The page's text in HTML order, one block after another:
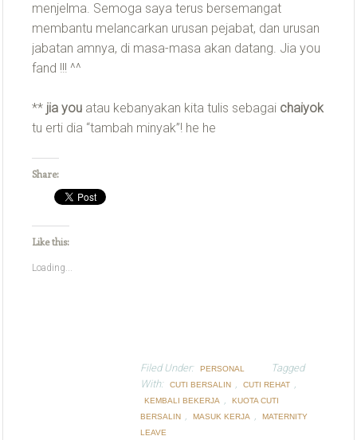
menjelma. Semoga saya terus bersemangat
membantu melancarkan urusan pejabat, dan urusan
jabatan amnya, di masa-masa akan datang. Jia you
fand !!! ^^
** jia you atau kebanyakan kita tulis sebagai chaiyok
tu erti dia “tambah minyak”! he he
Share:
Like this:
Loading...
Filed Under: PERSONAL
Tagged
With:
CUTI BERSALIN , CUTI REHAT ,
KEMBALI BEKERJA ,
KUOTA CUTI
BERSALIN , MASUK KERJA ,
MATERNITY
LEAVE